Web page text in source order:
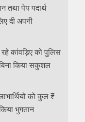
तथा पेय पदार्थ
दी अपनी
कांवड़िए को पुलिस
किया सकुशल
को कुल ₹
भुगतान